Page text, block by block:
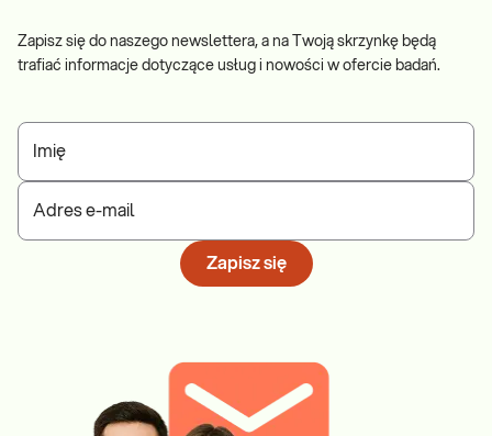
Zapisz się do naszego newslettera, a na Twoją skrzynkę będą
trafiać informacje dotyczące usług i nowości w ofercie badań.
Imię
Adres e-mail
Zapisz się